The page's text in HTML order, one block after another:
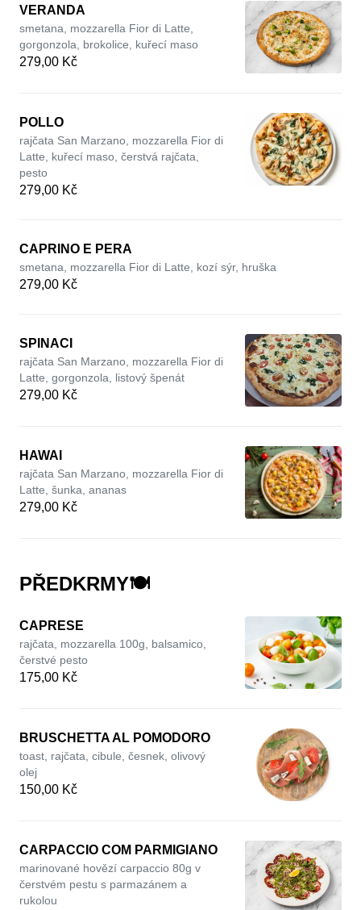
VERANDA
smetana, mozzarella Fior di Latte,
gorgonzola, brokolice, kuřecí maso
279,00 Kč
POLLO
rajčata San Marzano, mozzarella Fior di
Latte, kuřecí maso, čerstvá rajčata,
pesto
279,00 Kč
CAPRINO E PERA
smetana, mozzarella Fior di Latte, kozí sýr, hruška
279,00 Kč
SPINACI
rajčata San Marzano, mozzarella Fior di
Latte, gorgonzola, listový špenát
279,00 Kč
HAWAI
rajčata San Marzano, mozzarella Fior di
Latte, šunka, ananas
279,00 Kč
PŘEDKRMY🍽
CAPRESE
rajčata, mozzarella 100g, balsamico,
čerstvé pesto
175,00 Kč
BRUSCHETTA AL POMODORO
toast, rajčata, cibule, česnek, olivový
olej
150,00 Kč
CARPACCIO COM PARMIGIANO
marinované hovězí carpaccio 80g v
čerstvém pestu s parmazánem a
rukolou